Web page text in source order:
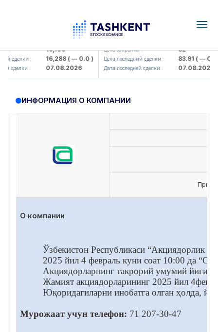
: 16,100
сделки : 16,288( — 0.0 )
сделки : 07.08.2026
KFSK (<Kafolat sug'urta
Цена закрытия : 82
Цена последний сделки : 83.91( — 0.0 )
Дата последней сделки : 07.08.2026
ИНФОРМАЦИЯ О КОМПАНИИ
О компании
Ўзбекистон Республикаси “Акциядорлик
2025 йил 4 февраль куни соат 10:00 да
Акциядорларнинг такрорий умумий
Жамият акциядорларининг 2025 йил
Юқоридагиларни инобатга олган ҳолда,
Мурожаат учун телефон: 71 207-30-47